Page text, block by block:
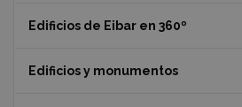
Edificios de Eibar en 360º
Edificios y monumentos